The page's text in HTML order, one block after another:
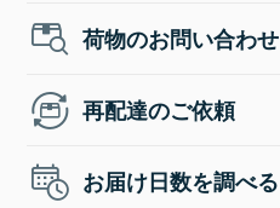
荷物のお問い合わせ
再配達のご依頼
お届け日数を調べる